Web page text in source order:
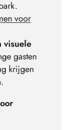
voor
visuele
gasten
krijgen